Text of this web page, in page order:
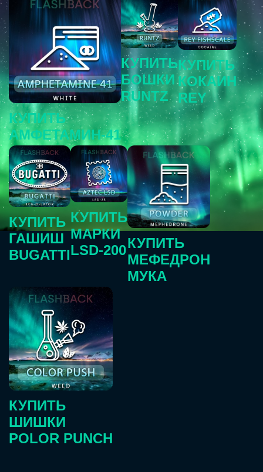
КУПИТЬ
АМФЕТАМИН-41
КУПИТЬ
БОШКИ
RUNTZ
КУПИТЬ
КОКАИН
REY
КУПИТЬ
ГАШИШ
BUGATTI
КУПИТЬ
МАРКИ
LSD-200КУПИТЬ
МЕФЕДРОН
МУКА
КУПИТЬ
ШИШКИ
POLOR PUNCH